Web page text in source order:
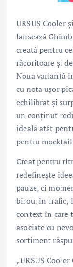
URSUS Cooler
lansează
creată pentru
răcoritoare și
Noua variantă
cu nota ușor
echilibrat și
un conținut
ideală atât
pentru
Creat pentru
redefinește
pauze, ci
birou, în trafic,
context în care
asociate cu
sortiment
„URSUS